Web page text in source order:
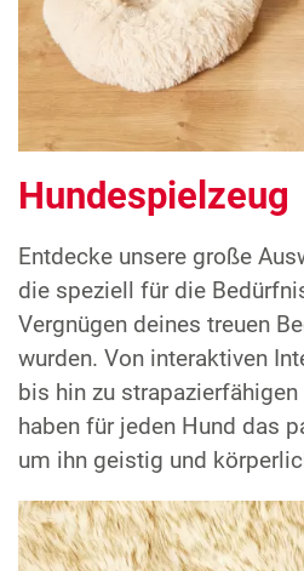
Hundespielzeug
Entdecke unsere große
die speziell für die
Vergnügen deines treuen
wurden. Von interaktiven
bis hin zu
haben für jeden Hund das
um ihn geistig und